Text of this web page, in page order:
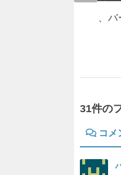
The 20 [アスレチック、バ
31件の
コメ